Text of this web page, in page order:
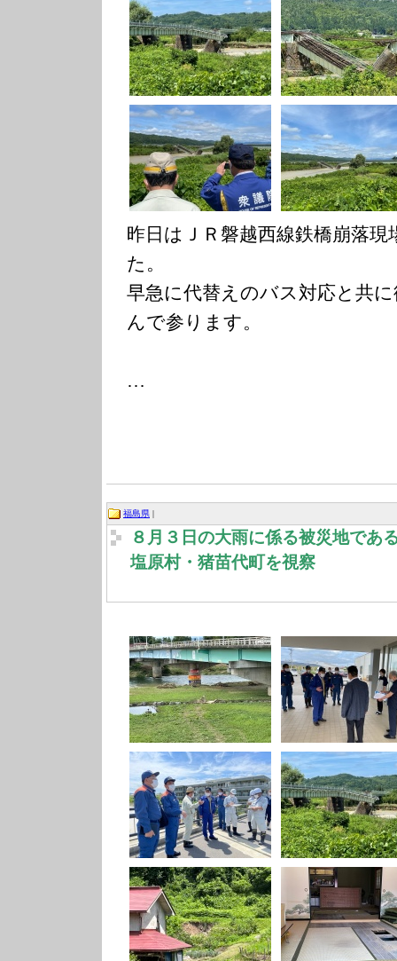
昨日はＪＲ磐越西線鉄橋崩落
た。
早急に代替えのバス対応と共
んで参ります。
…
福島県 |
８月３日の大雨に係る被災地であ
塩原村・猪苗代町を視察